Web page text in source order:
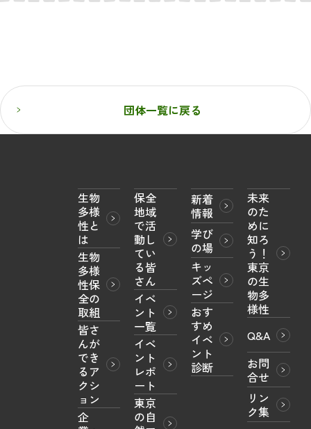
団体一覧に戻る
生物
多様
性と
は
生物
多様
性保
全の
取組
皆さ
んが
でき
るア
クシ
ョン
企
保全
地域
で活
動し
てい
る皆
さん
イベ
ント
一覧
イベ
ント
レポ
ート
東京
の自
新着
情報
学び
の場
キッ
ズペ
ージ
おす
すめ
イベ
ント
診断
未来
のた
めに
知ろ
う！
東京
の生
物多
様性
Q&A
お問
合せ
リン
ク集